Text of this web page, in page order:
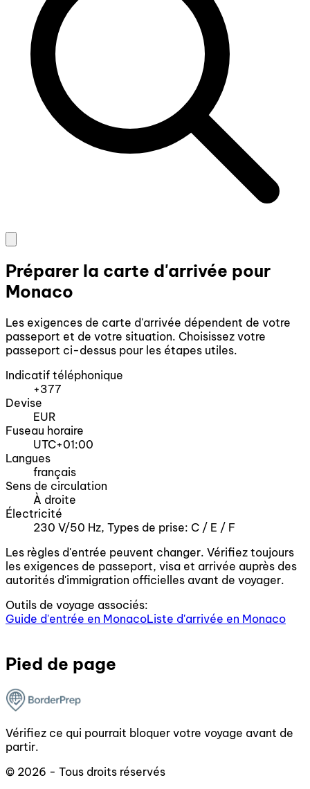
Préparer la carte d'arrivée pour
Monaco
Les exigences de carte d'arrivée dépendent de votre
passeport et de votre situation. Choisissez votre
passeport ci-dessus pour les étapes utiles.
Indicatif téléphonique
+377
Devise
EUR
Fuseau horaire
UTC+01:00
Langues
français
Sens de circulation
À droite
Électricité
230 V/50 Hz, Types de prise: C / E / F
Les règles d'entrée peuvent changer. Vérifiez toujours
les exigences de passeport, visa et arrivée auprès des
autorités d'immigration officielles avant de voyager.
Outils de voyage associés:
Guide d'entrée en MonacoListe d'arrivée en Monaco
Pied de page
Vérifiez ce qui pourrait bloquer votre voyage avant de
partir.
© 2026 - Tous droits réservés